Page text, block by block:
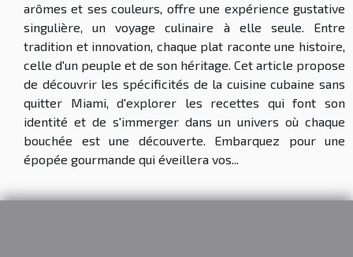
arômes et ses couleurs, offre une expérience gustative
singulière, un voyage culinaire à elle seule. Entre
tradition et innovation, chaque plat raconte une histoire,
celle d'un peuple et de son héritage. Cet article propose
de découvrir les spécificités de la cuisine cubaine sans
quitter Miami, d'explorer les recettes qui font son
identité et de s'immerger dans un univers où chaque
bouchée est une découverte. Embarquez pour une
épopée gourmande qui éveillera vos...